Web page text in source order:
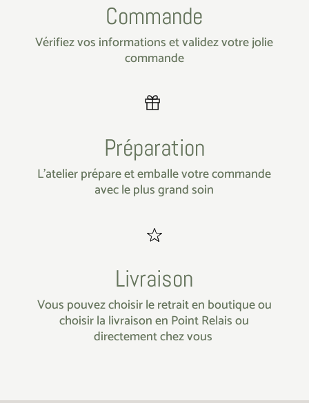
Commande
Vérifiez vos informations et validez votre jolie
commande
Préparation
L’atelier prépare et emballe votre commande
avec le plus grand soin
Livraison
Vous pouvez choisir le retrait en boutique ou
choisir la livraison en Point Relais ou
directement chez vous